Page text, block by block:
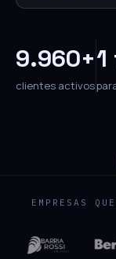
9.960+
clientes activos
1
EMPRESAS